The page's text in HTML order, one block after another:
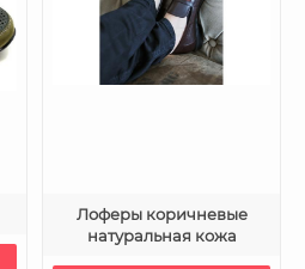
Лоферы коричневые
натуральная кожа